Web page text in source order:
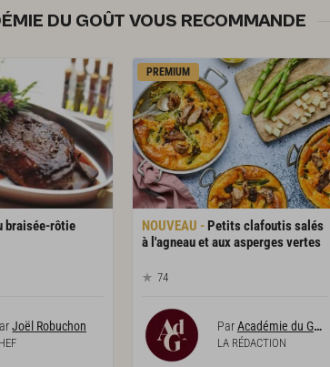
DU GOÛT VOUS RECOMMANDE
braisée-rôtie
Joël Robuchon
PREMIUM
Petits clafoutis salés
à l'agneau et aux asperges vertes
74
ParAcadémie du Goût
LA RÉDACTION